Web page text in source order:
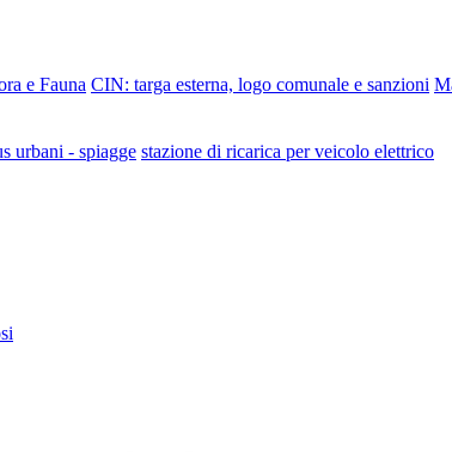
e Fauna CIN: targa esterna, logo comunale e sanzioni
urbani - spiagge stazione di ricarica per veicolo elettrico